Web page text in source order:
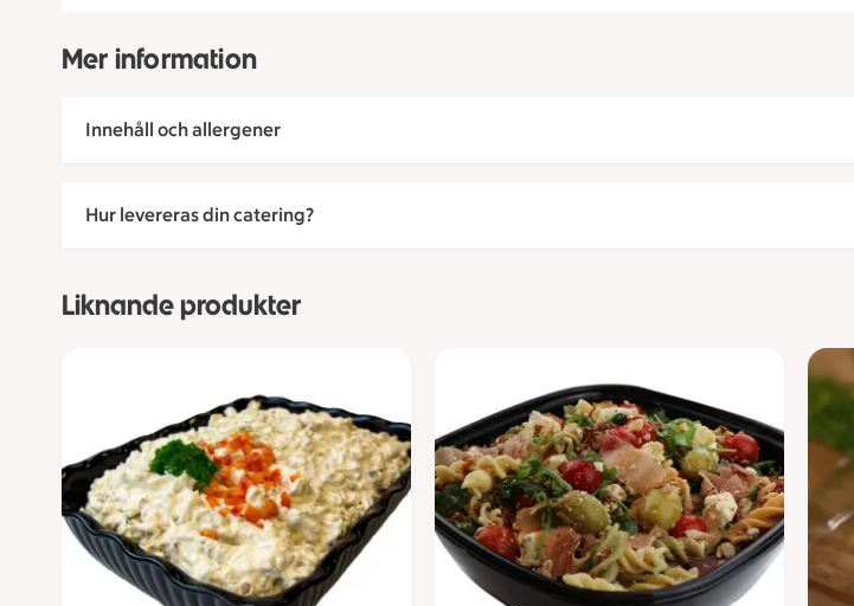
Mer information
Innehåll och allergener
Hur levereras din catering?
Liknande produkter